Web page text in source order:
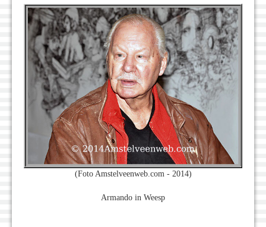
(Foto Amstelveenweb.com - 2014)
Armando in Weesp